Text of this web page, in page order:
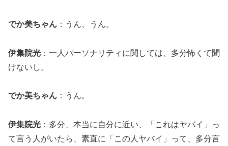
でか美ちゃん ：うん、うん。
伊集院光 ：一人パーソナリティに関しては、多分怖くて聞
けないし。
でか美ちゃん ：うん。
伊集院光 ：多分、本当に自分に近い、「これはヤバイ」っ
て言う人がいたら、素直に「この人ヤバイ」って、多分言